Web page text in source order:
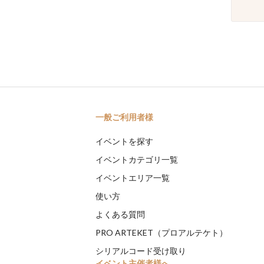
一般ご利用者様
イベントを探す
イベントカテゴリ一覧
イベントエリア一覧
使い方
よくある質問
PRO ARTEKET（プロアルテケト）
シリアルコード受け取り